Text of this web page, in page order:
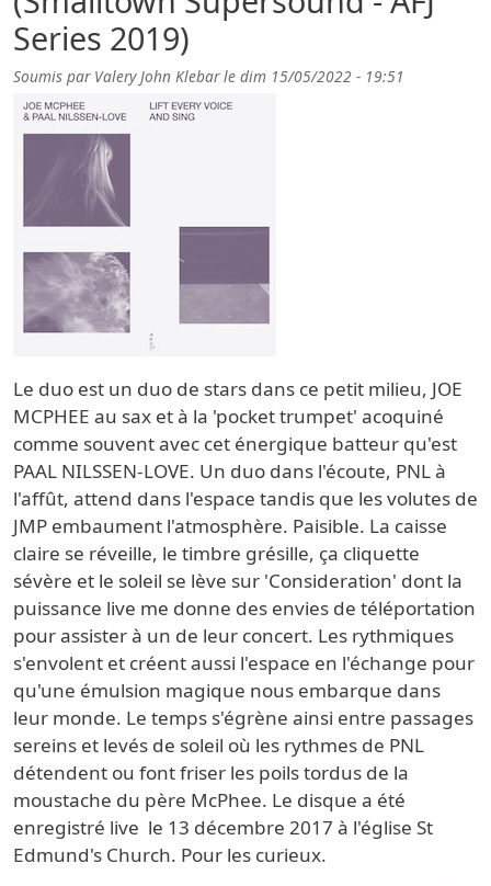
Series 2019)
Soumis par Valery John Klebarle dim 15/05/2022 - 19:51
Le duo est un duo de stars dans ce petit milieu, JOE
MCPHEE au sax et à la 'pocket trumpet' acoquiné
comme souvent avec cet énergique batteur qu'est
PAAL NILSSEN-LOVE. Un duo dans l'écoute, PNL à
l'affût, attend dans l'espace tandis que les volutes de
JMP embaument l'atmosphère. Paisible. La caisse
claire se réveille, le timbre grésille, ça cliquette
sévère et le soleil se lève sur 'Consideration' dont la
puissance live me donne des envies de téléportation
pour assister à un de leur concert. Les rythmiques
s'envolent et créent aussi l'espace en l'échange pour
qu'une émulsion magique nous embarque dans
leur monde. Le temps s'égrène ainsi entre passages
sereins et levés de soleil où les rythmes de PNL
détendent ou font friser les poils tordus de la
moustache du père McPhee. Le disque a été
enregistré live le 13 décembre 2017 à l'église St
Edmund's Church. Pour les curieux.